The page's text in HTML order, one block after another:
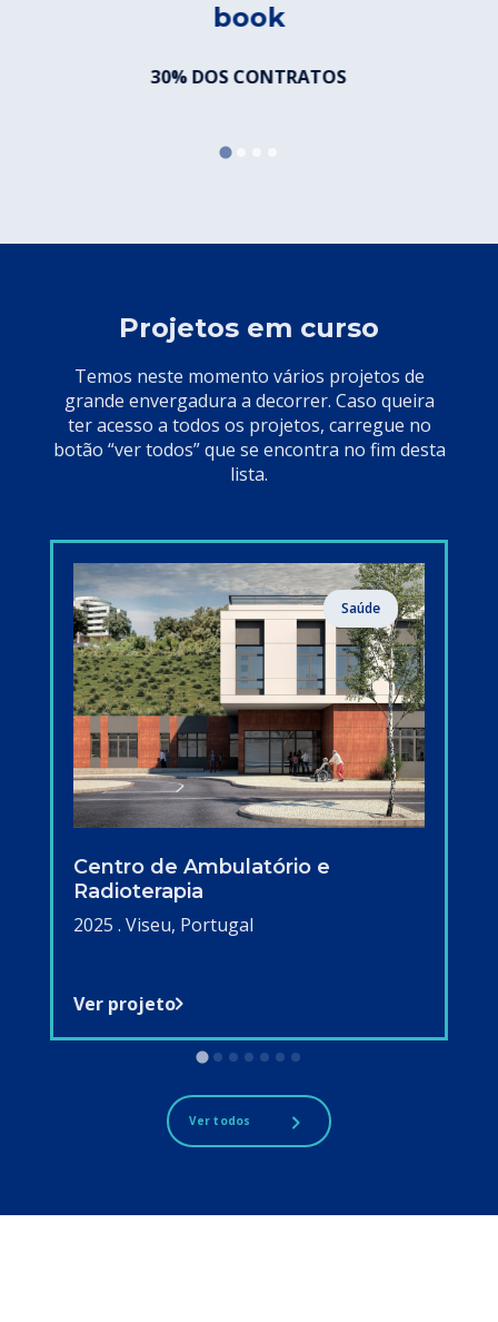
book
30% DOS CONTRATOS
Projetos em curso
Temos neste momento vários projetos de
grande envergadura a decorrer. Caso queira
ter acesso a todos os projetos, carregue no
botão “ver todos” que se encontra no fim desta
lista.
Saúde
Centro de Ambulatório e
Radioterapia
2025 . Viseu, Portugal
Ver projeto
Ver todos